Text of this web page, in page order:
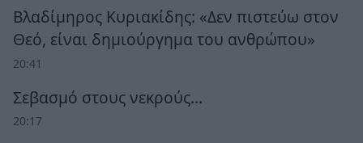
Βλαδίμηρος Κυριακίδης: «Δεν πιστεύω στον
Θεό, είναι δημιούργημα του ανθρώπου»
20:41
Σεβασμό στους νεκρούς…
20:17